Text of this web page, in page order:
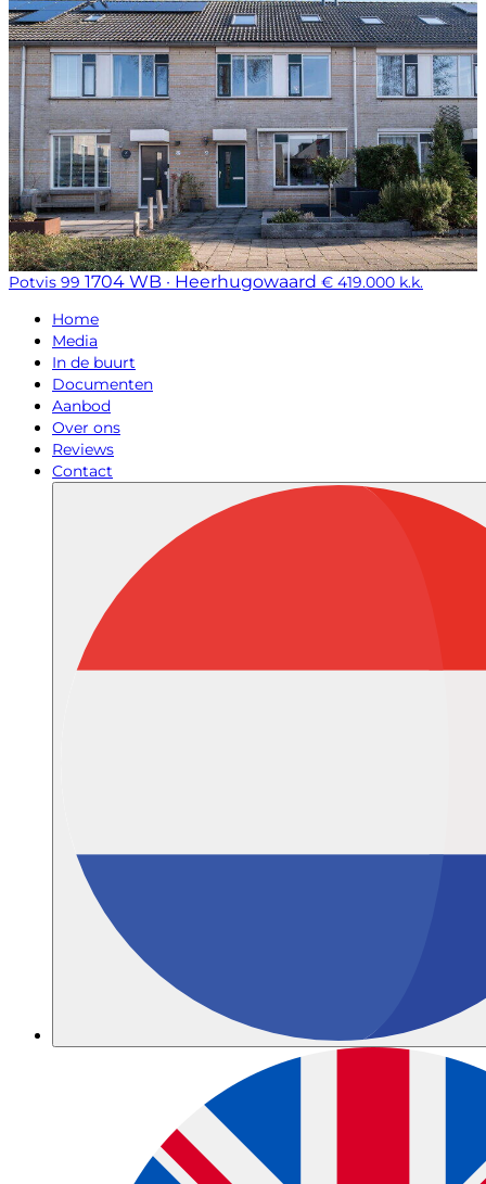
Potvis 99 1704 WB · Heerhugowaard € 419.000 k.k.
Home
Media
In de buurt
Documenten
Aanbod
Over ons
Reviews
Contact